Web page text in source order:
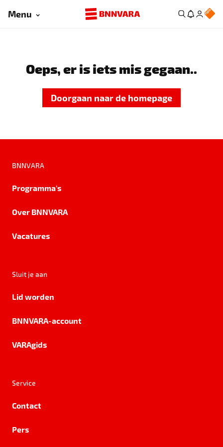
Menu
Oeps, er is iets mis gegaan..
Doorgaan naar de homepage
BNNVARA
Programma's
Over BNNVARA
Vacatures
Sluit je aan
Lid worden
BNNVARA-account
VARAgids
Service
Contact
Pers